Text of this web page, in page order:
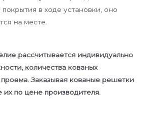
покрытия в ходе установки, оно
на месте.
рассчитывается индивидуально
количества кованых
Заказывая кованые решетки
их по цене производителя.